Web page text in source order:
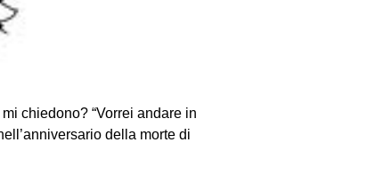
chiedono? “Vorrei andare in
della morte di